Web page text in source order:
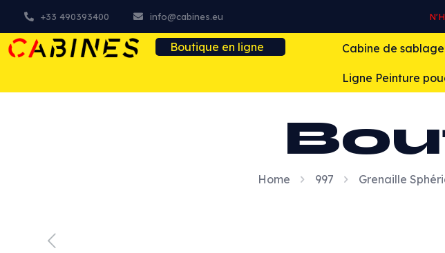
+33 490393400 info@cabines.eu
Boutique en ligne Cabine de sablage
Ligne Peinture
Home 997 Grenaille